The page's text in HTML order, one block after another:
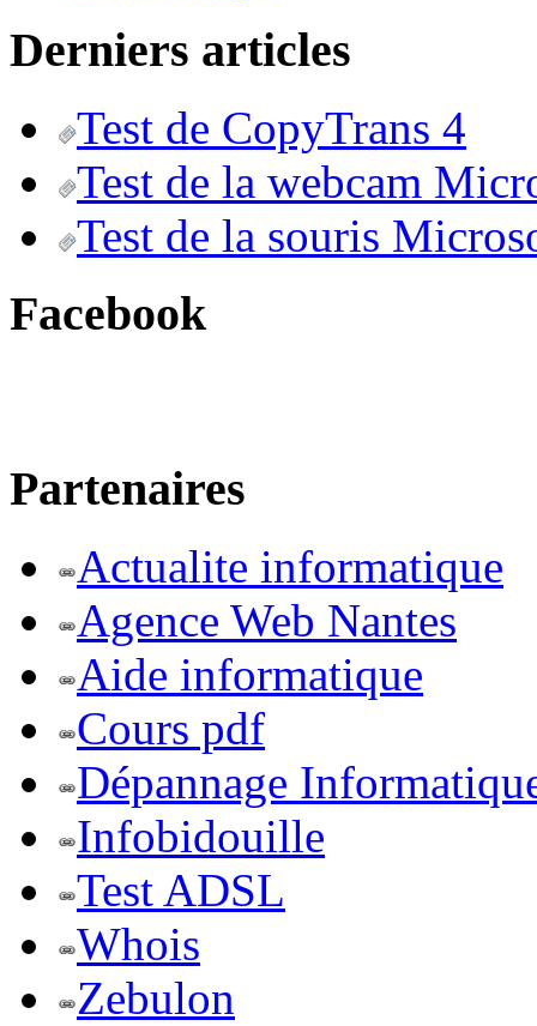
Derniers articles
Test de CopyTrans 4
Test de la webcam
Test de la souris
Facebook
Partenaires
Actualite informatique
Agence Web Nantes
Aide informatique
Cours pdf
Dépannage
Infobidouille
Test ADSL
Whois
Zebulon